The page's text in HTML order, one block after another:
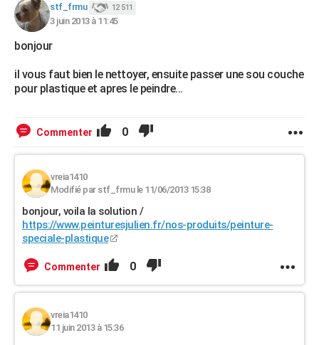
Bricolage
Lifestyle
Culture
Sport
Auto
Television
Voyage
Cinema stf_frmu 12 511
3 juin 2013 à 11:45
bonjour
il vous faut bien le nettoyer, ensuite passer une sou couche
pour plastique et apres le peindre...
Commenter 0
vreia1410
Modifié par stf_frmu le 11/06/2013 15:38
bonjour, voila la solution /
https://www.peinturesjulien.fr/nos-produits/peinture-
speciale-plastique
Commenter 0
vreia1410
11 juin 2013 à 15:36